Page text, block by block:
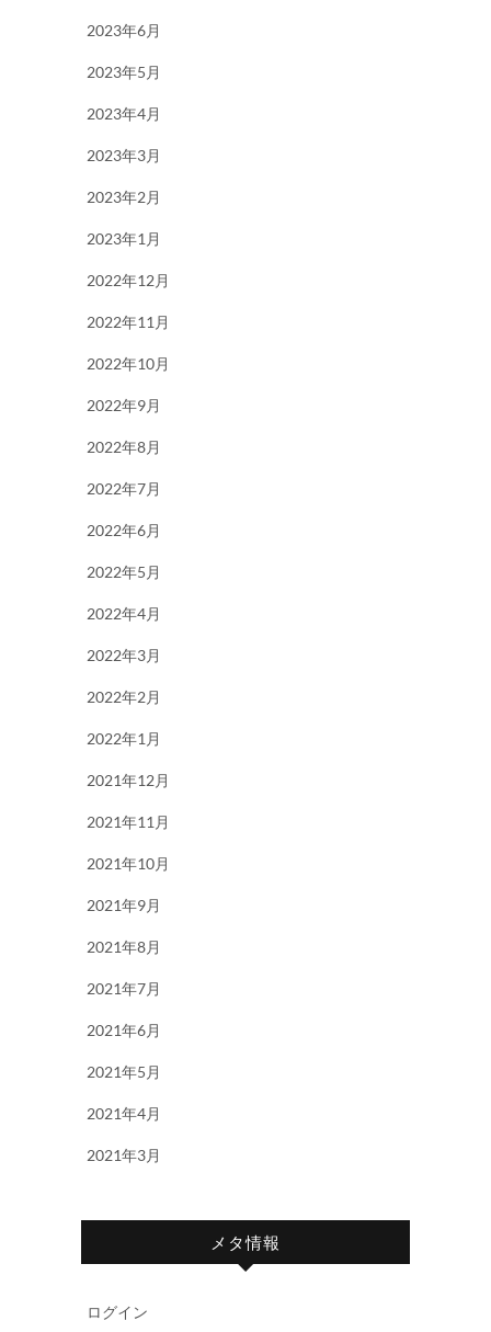
2023年6月
2023年5月
2023年4月
2023年3月
2023年2月
2023年1月
2022年12月
2022年11月
2022年10月
2022年9月
2022年8月
2022年7月
2022年6月
2022年5月
2022年4月
2022年3月
2022年2月
2022年1月
2021年12月
2021年11月
2021年10月
2021年9月
2021年8月
2021年7月
2021年6月
2021年5月
2021年4月
2021年3月
メタ情報
ログイン